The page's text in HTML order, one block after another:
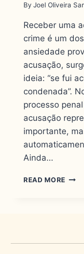
By Joel Oliveira
Receber uma
crime é um
ansiedade
acusação,
ideia: “se fui
condenada”.
processo
acusação
importante,
Ainda…
READ MORE